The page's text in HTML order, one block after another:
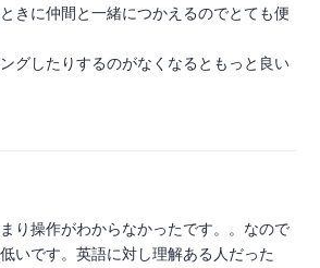
きに仲間と一緒につかえるのでとても便
グしたりするのがなくなるともっと良い
り操作がわからなかったです。。なので
いです。英語に対し理解ある人だった